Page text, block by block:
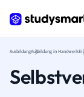
AusbildungAusbildung in Handwerk